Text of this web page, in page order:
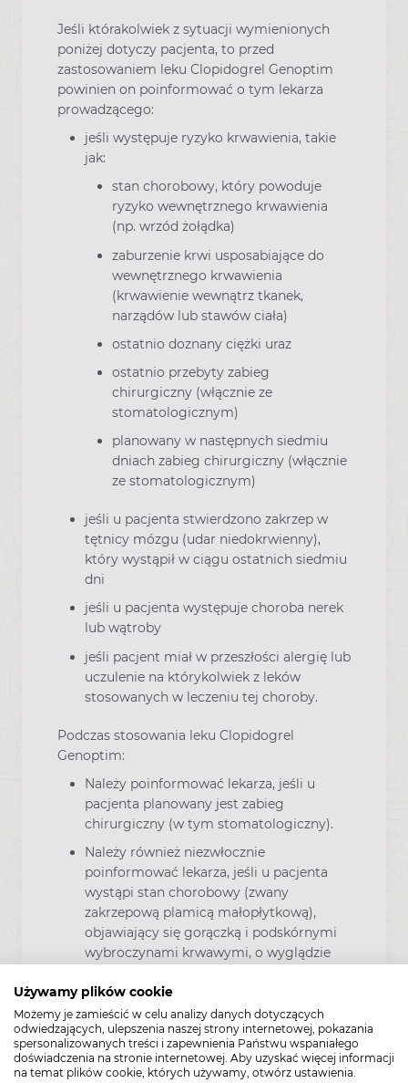
Używamy plików cookie
Możemy je zamieścić w celu analizy danych dotyczących
odwiedzających, ulepszenia naszej strony internetowej, pokazania
spersonalizowanych treści i zapewnienia Państwu wspaniałego
doświadczenia na stronie internetowej. Aby uzyskać więcej informacji
na temat plików cookie, których używamy, otwórz ustawienia.
Jeśli którakolwiek z sytuacji wymienionych
poniżej dotyczy pacjenta, to przed
zastosowaniem leku Clopidogrel Genoptim
powinien on poinformować o tym lekarza
prowadzącego:
jeśli występuje ryzyko krwawienia, takie
jak:
stan chorobowy, który powoduje
ryzyko wewnętrznego krwawienia
(np. wrzód żołądka)
zaburzenie krwi usposabiające do
wewnętrznego krwawienia
(krwawienie wewnątrz tkanek,
narządów lub stawów ciała)
ostatnio doznany ciężki uraz
ostatnio przebyty zabieg
chirurgiczny (włącznie ze
stomatologicznym)
planowany w następnych siedmiu
dniach zabieg chirurgiczny (włącznie
ze stomatologicznym)
jeśli u pacjenta stwierdzono zakrzep w
tętnicy mózgu (udar niedokrwienny),
który wystąpił w ciągu ostatnich siedmiu
dni
jeśli u pacjenta występuje choroba nerek
lub wątroby
jeśli pacjent miał w przeszłości alergię lub
uczulenie na którykolwiek z leków
stosowanych w leczeniu tej choroby.
Podczas stosowania leku Clopidogrel
Genoptim:
Należy poinformować lekarza, jeśli u
pacjenta planowany jest zabieg
chirurgiczny (w tym stomatologiczny).
Należy również niezwłocznie
poinformować lekarza, jeśli u pacjenta
wystąpi stan chorobowy (zwany
zakrzepową plamicą małopłytkową),
objawiający się gorączką i podskórnymi
wybroczynami krwawymi, o wyglądzie
występujących z lub bez nie dającego się
wyjaśnić uczucia skrajnego zmęczenia,
stanem dezorientacji, zażółceniem skóry
lub oczu (żółtaczka).